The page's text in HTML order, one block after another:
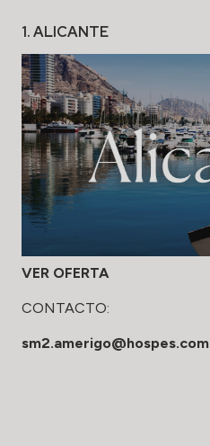
1. ALICANTE
VER OFERTA
CONTACTO:
sm2.amerigo@hospes.com